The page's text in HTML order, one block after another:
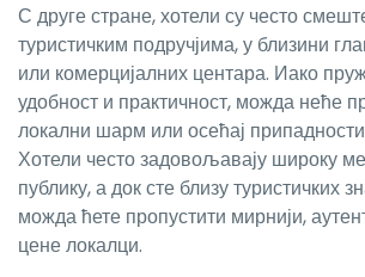
С друге стране, хотели су често
туристичким подручјима, у близини
или комерцијалних центара. Иако
удобност и практичност, можда неће
локални шарм или осећај припадности
Хотели често задовољавају широку
публику, а док сте близу туристичких
можда ћете пропустити мирнији,
цене локалци.